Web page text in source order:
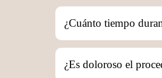
Powder Brows
¿Cuánto tiempo
Powder Brows
¿Es doloroso el